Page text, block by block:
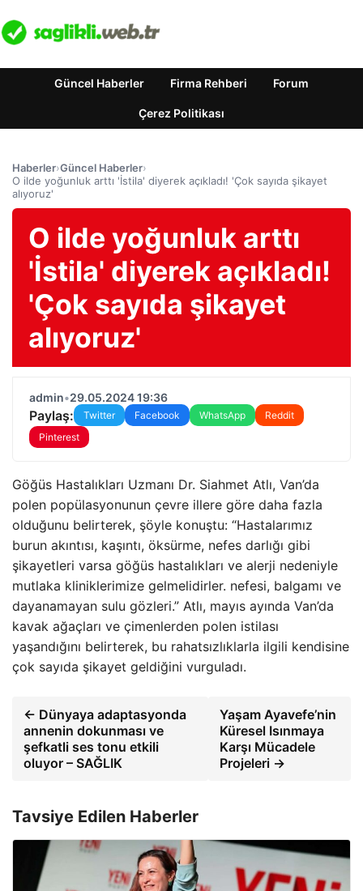
Güncel Haberler Firma Rehberi Forum
Çerez Politikası
Haberler›Güncel Haberler›
O ilde yoğunluk arttı 'İstila' diyerek açıkladı! 'Çok sayıda şikayet
alıyoruz'
O ilde yoğunluk arttı
'İstila' diyerek açıkladı!
'Çok sayıda şikayet
alıyoruz'
admin•29.05.2024 19:36
Paylaş: Twitter Facebook WhatsApp
Reddit
Pinterest
Göğüs Hastalıkları Uzmanı Dr. Siahmet Atlı, Van’da
polen popülasyonunun çevre illere göre daha fazla
olduğunu belirterek, şöyle konuştu: “Hastalarımız
burun akıntısı, kaşıntı, öksürme, nefes darlığı gibi
şikayetleri varsa göğüs hastalıkları ve alerji nedeniyle
mutlaka kliniklerimize gelmelidirler. nefesi, balgamı ve
dayanamayan sulu gözleri.” Atlı, mayıs ayında Van’da
kavak ağaçları ve çimenlerden polen istilası
yaşandığını belirterek, bu rahatsızlıklarla ilgili kendisine
çok sayıda şikayet geldiğini vurguladı.
← Dünyaya adaptasyonda
annenin dokunması ve
şefkatli ses tonu etkili
oluyor – SAĞLIK
Yaşam Ayavefe’nin
Küresel Isınmaya
Karşı Mücadele
Projeleri →
Tavsiye Edilen Haberler